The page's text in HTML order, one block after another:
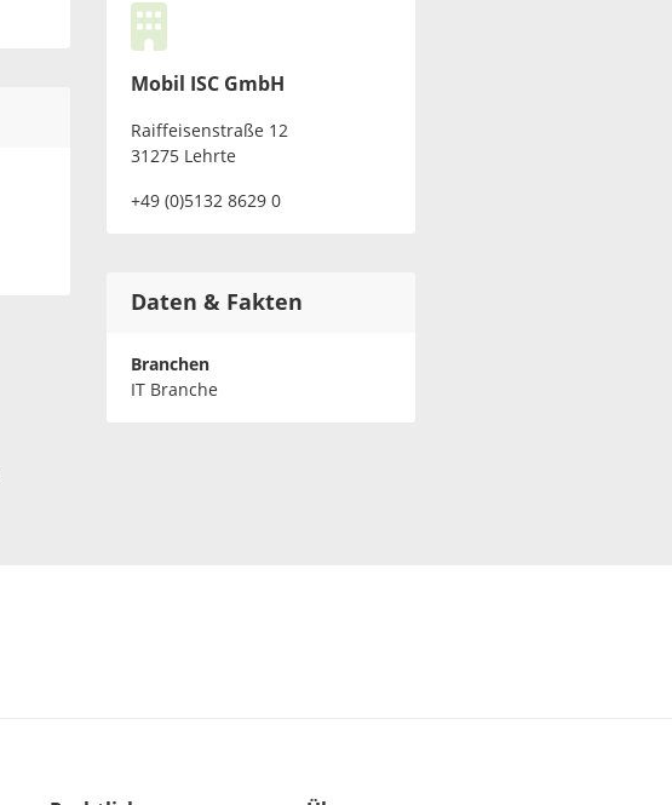
Mobil ISC GmbH
Raiffeisenstraße 12
31275 Lehrte
+49 (0)5132 8629 0
Daten & Fakten
Branchen
IT Branche